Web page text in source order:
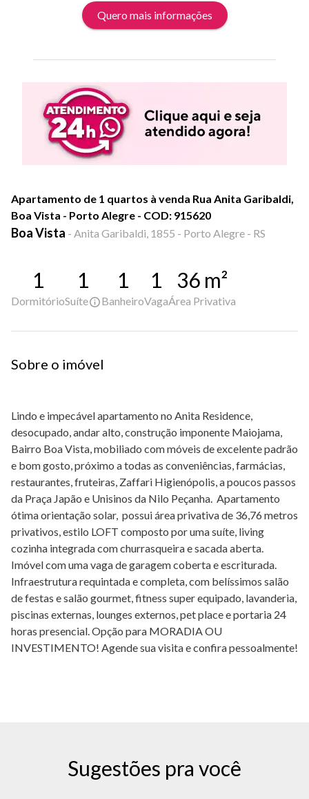
Quero mais informações
Apartamento de 1 quartos à venda Rua Anita Garibaldi,
Boa Vista - Porto Alegre - COD: 915620
Boa Vista - Anita Garibaldi, 1855 - Porto Alegre - RS
1
Dormitório
1
Suíte
1
Banheiro
1
Vaga
36 m²
Área Privativa
Sobre o imóvel
Lindo e impecável apartamento no Anita Residence,
desocupado, andar alto, construção imponente Maiojama,
Bairro Boa Vista, mobiliado com móveis de excelente padrão
e bom gosto, próximo a todas as conveniências, farmácias,
restaurantes, fruteiras, Zaffari Higienópolis, a poucos passos
da Praça Japão e Unisinos da Nilo Peçanha. Apartamento
ótima orientação solar, possui área privativa de 36,76 metros
privativos, estilo LOFT composto por uma suíte, living
cozinha integrada com churrasqueira e sacada aberta.
Imóvel com uma vaga de garagem coberta e escriturada.
Infraestrutura requintada e completa, com belíssimos salão
de festas e salão gourmet, fitness super equipado, lavanderia,
piscinas externas, lounges externos, pet place e portaria 24
horas presencial. Opção para MORADIA OU
INVESTIMENTO! Agende sua visita e confira pessoalmente!
Sugestões pra você